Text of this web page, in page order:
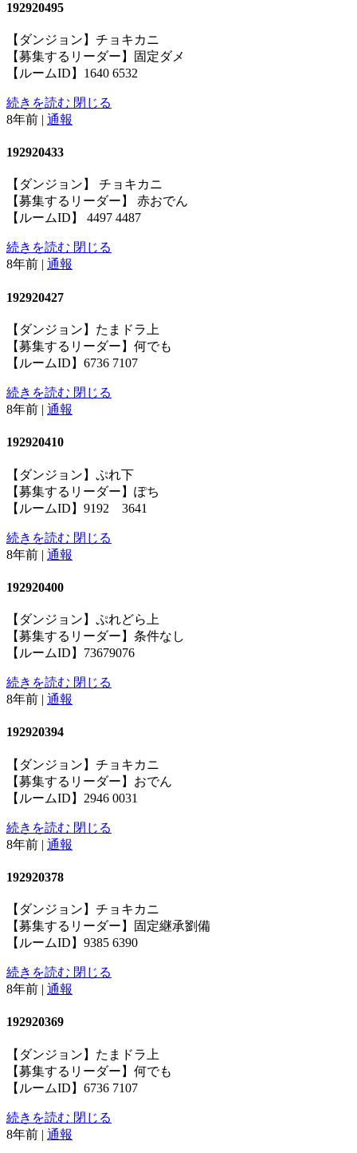
192920495
【ダンジョン】チョキカニ
【募集するリーダー】固定ダメ
【ルームID】1640 6532
続きを読む 閉じる
8年前 | 通報
192920433
【ダンジョン】 チョキカニ
【募集するリーダー】 赤おでん
【ルームID】 4497 4487
続きを読む 閉じる
8年前
通報
192920427
【ダンジョン】たまドラ上
【募集するリーダー】何でも
【ルームID】6736 7107
続きを読む 閉じる
8年前 | 通報
192920410
【ダンジョン】ぷれ下
【募集するリーダー】ぽち
【ルームID】9192 3641
続きを読む 閉じる
8年前 | 通報
192920400
【ダンジョン】ぷれどら上
【募集するリーダー】条件なし
【ルームID】73679076
続きを読む 閉じる
8年前 | 通報
192920394
【ダンジョン】チョキカニ
【募集するリーダー】おでん
【ルームID】2946 0031
続きを読む 閉じる
8年前 | 通報
192920378
【ダンジョン】チョキカニ
【募集するリーダー】固定継承劉備
【ルームID】9385 6390
続きを読む 閉じる
8年前 | 通報
192920369
【ダンジョン】たまドラ上
【募集するリーダー】何でも
【ルームID】6736 7107
続きを読む 閉じる
8年前 | 通報